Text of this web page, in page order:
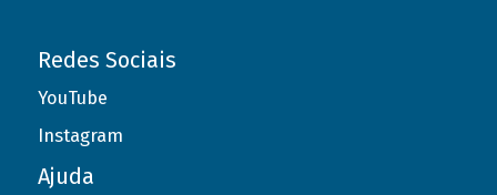
Redes Sociais
YouTube
Instagram
Ajuda